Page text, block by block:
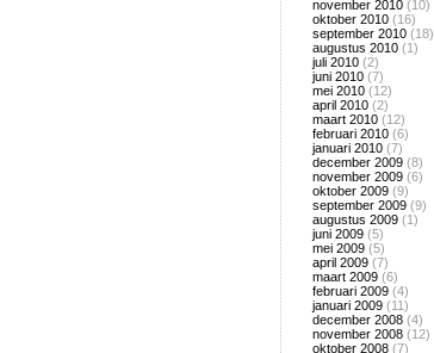
november 2010 (10)
oktober 2010 (16)
september 2010 (18)
augustus 2010 (1)
juli 2010 (2)
juni 2010 (7)
mei 2010 (12)
april 2010 (2)
maart 2010 (12)
februari 2010 (6)
januari 2010 (7)
december 2009 (8)
november 2009 (6)
oktober 2009 (9)
september 2009 (9)
augustus 2009 (1)
juni 2009 (5)
mei 2009 (5)
april 2009 (7)
maart 2009 (6)
februari 2009 (4)
januari 2009 (11)
december 2008 (4)
november 2008 (12)
oktober 2008 (7)